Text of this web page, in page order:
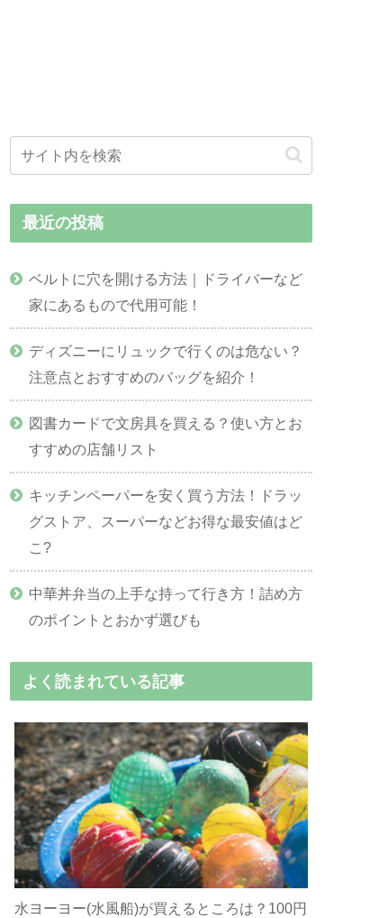
最近の投稿
ベルトに穴を開ける方法｜ドライバーなど
家にあるもので代用可能！
ディズニーにリュックで行くのは危ない？
注意点とおすすめのバッグを紹介！
図書カードで文房具を買える？使い方とお
すすめの店舗リスト
キッチンペーパーを安く買う方法！ドラッ
グストア、スーパーなどお得な最安値はど
こ?
中華丼弁当の上手な持って行き方！詰め方
のポイントとおかず選びも
よく読まれている記事
水ヨーヨー(水風船)が買えるところは？100円